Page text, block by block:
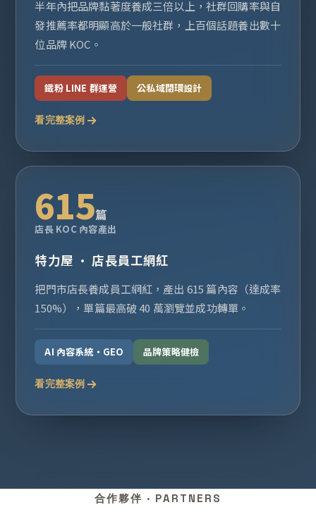
半年內把品牌黏著度養成三倍以上，社群回購率與自
發推薦率都明顯高於一般社群，上百個話題養出數十
位品牌 KOC。
鐵粉 LINE 群運營 公私域閉環設計
看完整案例
615篇
店長 KOC 內容產出
特力屋 · 店長員工網紅
把門市店長養成員工網紅，產出 615 篇內容（達成率
150%），單篇最高破 40 萬瀏覽並成功轉單。
AI 內容系統・GEO 品牌策略健檢
看完整案例
合作夥伴 · PARTNERS